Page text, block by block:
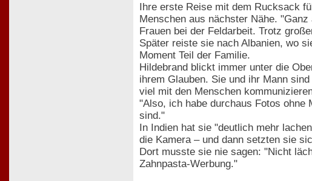
Ihre erste Reise mit dem Rucksack
Menschen aus nächster Nähe.
Frauen bei der Feldarbeit. Trotz
Später reiste sie nach Albanien, wo
Moment Teil der Familie.
Hildebrand blickt immer unter die
ihrem Glauben. Sie und ihr Mann
viel mit den Menschen
"Also, ich habe durchaus Fotos ohne
sind."
In Indien hat sie "deutlich mehr
die Kamera – und dann setzten sie
Dort musste sie nie sagen: "Nicht
Zahnpasta-Werbung."